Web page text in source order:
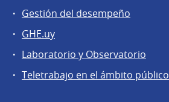
Gestión del desempeño
GHE.uy
Laboratorio y Observatorio
Teletrabajo en el ámbito público